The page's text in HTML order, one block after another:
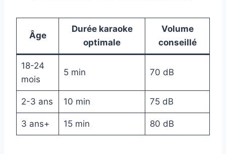
Âge
Durée karaoke
optimale
Volume
conseillé
18-24
mois
5 min 70 dB
2-3 ans 10 min 75 dB
3 ans+ 15 min 80 dB